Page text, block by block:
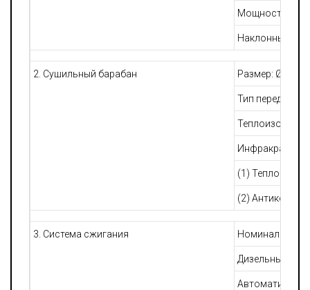
Мощность
Наклонный
2. Сушильный барабан Размер: Ø1940
Тип передачи:
Инфракрасный
(1)
(2)
3. Система сжигания Номинальный
Дизельный бак